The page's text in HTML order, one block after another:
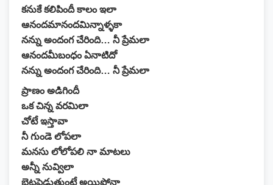
కనుకే కలిపిందీ కాలం ఇలా
ఆనందమానందమిన్నాళ్ళకా
నన్ను అందంగ చేరింది… నీ ప్రేమలా
ఆనందమీబంధం ఏనాటిదో
నన్ను అందంగ చేరింది… నీ ప్రేమలా
ప్రాణం అడిగిందీ
ఒక చిన్న వరమిలా
చోటే ఇస్తావా
నీ గుండె లోపలా
మనసు లోలోపలి నా మాటలు
అన్నీ నువ్విలా
బైటపెడుతుంటే అయిపోనా